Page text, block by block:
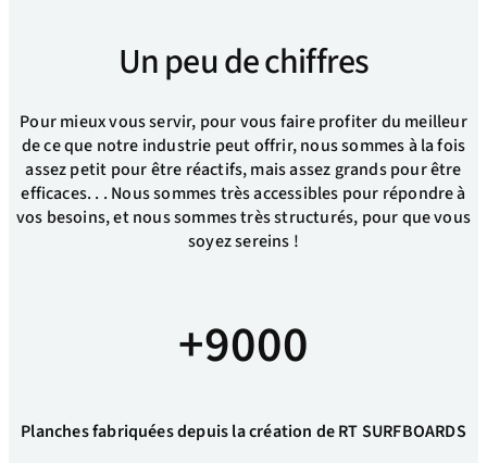
Un peu de chiffres
Pour mieux vous servir, pour vous faire profiter du meilleur
de ce que notre industrie peut offrir, nous sommes à la fois
assez petit pour être réactifs, mais assez grands pour être
efficaces. . . Nous sommes très accessibles pour répondre à
vos besoins, et nous sommes très structurés, pour que vous
soyez sereins !
+9000
Planches fabriquées depuis la création de RT SURFBOARDS